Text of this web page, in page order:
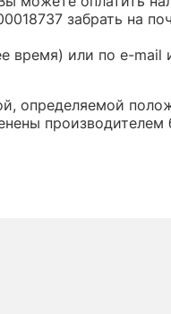
забрать на
время) или по e-mail
определяемой
производителем